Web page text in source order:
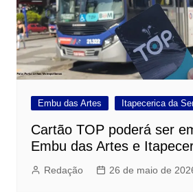
Embu das Artes Itapecerica da
Cartão TOP poderá ser
Embu das Artes e
Redação 26 de maio de